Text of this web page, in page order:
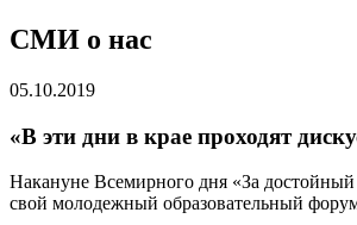
СМИ о нас
05.10.2019
«В эти дни в крае проходят
Накануне Всемирного дня «За достойный
свой молодежный образовательный